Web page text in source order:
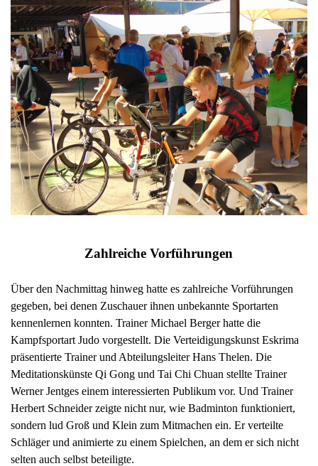
Zahlreiche Vorführungen
Über den Nachmittag hinweg hatte es zahlreiche Vorführungen
gegeben, bei denen Zuschauer ihnen unbekannte Sportarten
kennenlernen konnten. Trainer Michael Berger hatte die
Kampfsportart Judo vorgestellt. Die Verteidigungskunst Eskrima
präsentierte Trainer und Abteilungsleiter Hans Thelen. Die
Meditationskünste Qi Gong und Tai Chi Chuan stellte Trainer
Werner Jentges einem interessierten Publikum vor. Und Trainer
Herbert Schneider zeigte nicht nur, wie Badminton funktioniert,
sondern lud Groß und Klein zum Mitmachen ein. Er verteilte
Schläger und animierte zu einem Spielchen, an dem er sich nicht
selten auch selbst beteiligte.